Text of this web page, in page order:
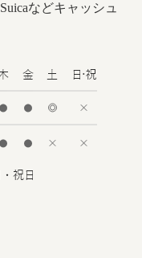
Suicaなどキャッシュ